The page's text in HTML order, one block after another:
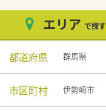
エリア で探す
都道府県 群馬県
市区町村 伊勢崎市